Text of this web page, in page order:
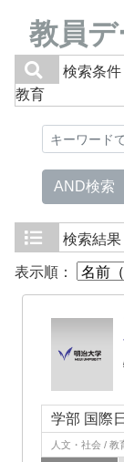
教員
検索条件
教育
AND検索
検索結果
表示順：
学部 国際
人文・社会 /